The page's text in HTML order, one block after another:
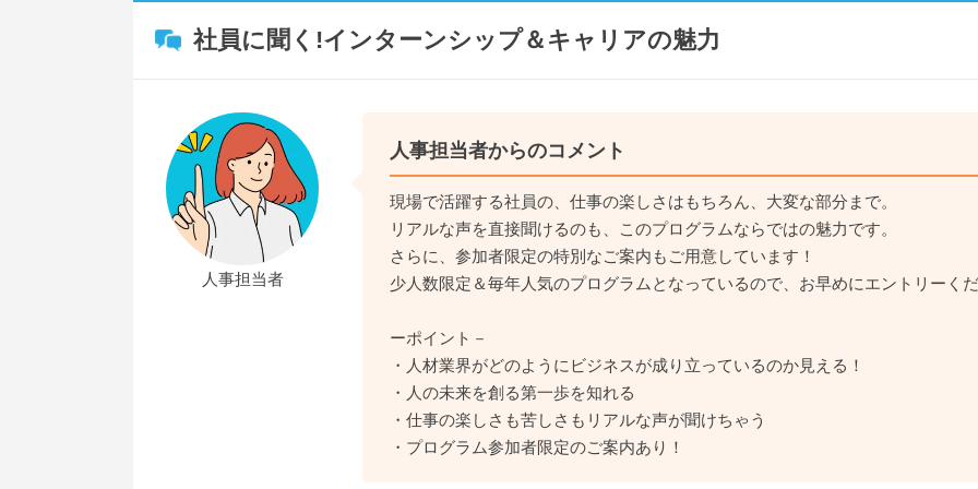
社員に聞く!インターンシップ＆キャリアの魅力
人事担当者
人事担当者からのコメント
現場で活躍する社員の、仕事の楽しさはもちろん、大変な部分まで。
リアルな声を直接聞けるのも、このプログラムならではの魅力です。
さらに、参加者限定の特別なご案内もご用意しています！
少人数限定＆毎年人気のプログラムとなっているので、お早めにエントリーく
ーポイント－
・人材業界がどのようにビジネスが成り立っているのか見える！
・人の未来を創る第一歩を知れる
・仕事の楽しさも苦しさもリアルな声が聞けちゃう
・プログラム参加者限定のご案内あり！